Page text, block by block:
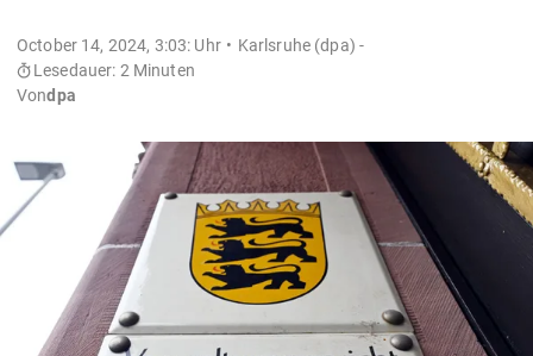
October 14, 2024, 3:03: Uhr
Karlsruhe (dpa) -
Lesedauer: 2 Minuten
Vondpa